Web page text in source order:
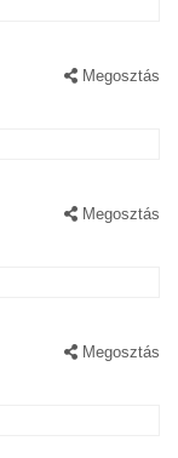
Megosztás
Megosztás
Megosztás